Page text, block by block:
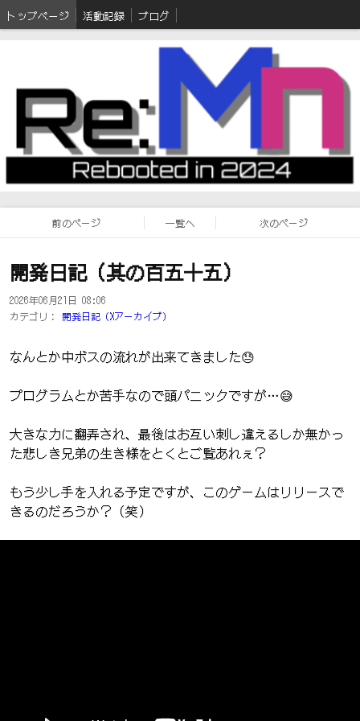
トップページ 活動記録 ブログ
前のページ 一覧へ 次のページ
開発日記（其の百五十五）
2026年06月21日 08:06
カテゴリ：
開発日記（Xアーカイブ）
なんとか中ボスの流れが出来てきました😓
プログラムとか苦手なので頭パニックですが…😅
大きな力に翻弄され、最後はお互い刺し違えるしか無かっ
た悲しき兄弟の生き様をとくとご覧あれぇ？
もう少し手を入れる予定ですが、このゲームはリリースで
きるのだろうか？（笑）